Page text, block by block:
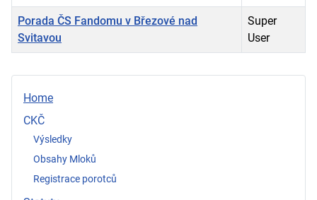
Home
CKČ
Výsledky
Obsahy Mloků
Registrace porotců
Porada ČS Fandomu v Březové nad
Svitavou
Super
User